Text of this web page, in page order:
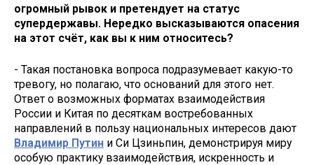
огромный рывок и претендует на статус
супердержавы. Нередко высказываются опасения
на этот счёт, как вы к ним относитесь?
- Такая постановка вопроса подразумевает какую-то
тревогу, но полагаю, что оснований для этого нет.
Ответ о возможных форматах взаимодействия
России и Китая по десяткам востребованных
направлений в пользу национальных интересов дают
Владимир Путин и Си Цзиньпин, демонстрируя миру
особую практику взаимодействия, искренность и